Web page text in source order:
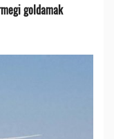
goldamak